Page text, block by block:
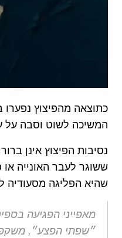
כתוצאה מהפיצוץ נפערו
המשיכה לשוט וסבה על
נסיבות הפיצוץ אינן
ששוגר לעבר האונייה או
שהיא הפליגה מסעודיה
״שפתי הפצע״,